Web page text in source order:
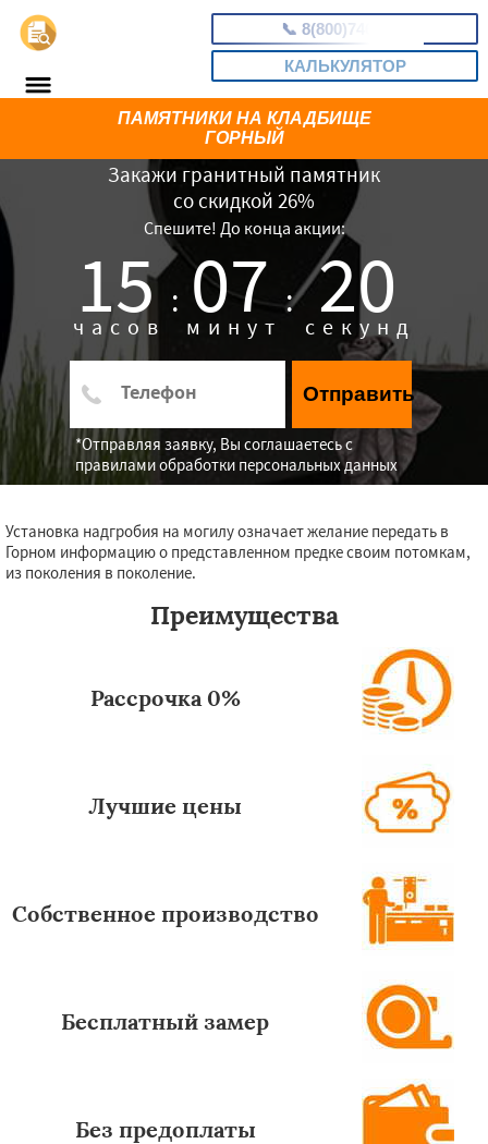
📞 8(800)7462701
КАЛЬКУЛЯТОР
Закажи гранитный памятник
со скидкой 26%
Спешите! До конца акции:
15 :
часов 07 :
минут 19
секунд
Отправить
*Отправляя заявку, Вы соглашаетесь с
правилами обработки персональных данных
ПАМЯТНИКИ НА КЛАДБИЩЕ
ГОРНЫЙ
Установка надгробия на могилу означает желание передать в
Горном информацию о представленном предке своим потомкам,
из поколения в поколение.
Преимущества
Рассрочка 0%
Лучшие цены
Собственное производство
Бесплатный замер
Без предоплаты